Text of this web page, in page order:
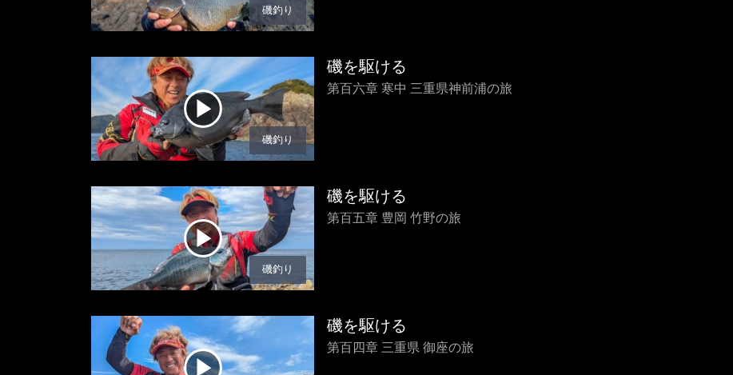
磯釣り
磯釣り
磯を駆ける
第百六章 寒中 三重県神前浦の旅
磯釣り
磯を駆ける
第百五章 豊岡 竹野の旅
磯を駆ける
第百四章 三重県 御座の旅